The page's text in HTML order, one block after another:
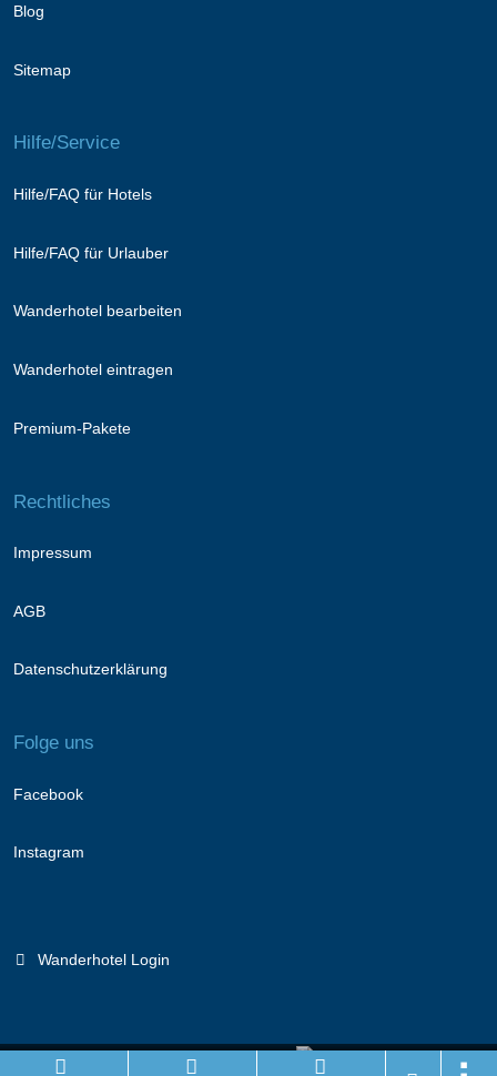
Blog
Sitemap
Hilfe/Service
Hilfe/FAQ für Hotels
Hilfe/FAQ für Urlauber
Wanderhotel bearbeiten
Wanderhotel eintragen
Premium-Pakete
Rechtliches
Impressum
AGB
Datenschutzerklärung
Folge uns
Facebook
Instagram
Wanderhotel Login
Branchenportal Software made in Germany